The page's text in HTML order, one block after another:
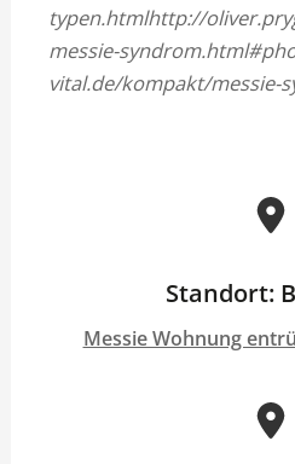
typen.htmlhttp://
messie-
vital.de/kompakt/messie-
Standort:
Messie Wohnung